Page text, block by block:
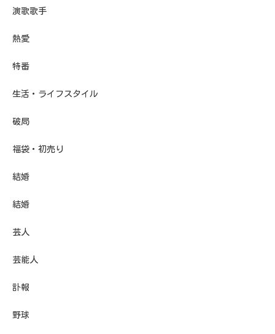
演歌歌手
熱愛
特番
生活・ライフスタイル
破局
福袋・初売り
結婚
結婚
芸人
芸能人
訃報
野球